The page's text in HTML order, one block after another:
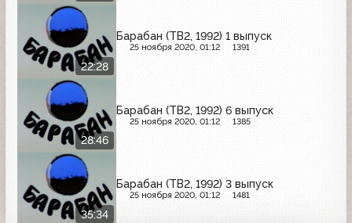
22:28
Барабан (ТВ2, 1992) 1 выпуск
25 ноября 2020, 01:12 1391
28:46
Барабан (ТВ2, 1992) 6 выпуск
25 ноября 2020, 01:12 1385
35:34
Барабан (ТВ2, 1992) 3 выпуск
25 ноября 2020, 01:12 1481